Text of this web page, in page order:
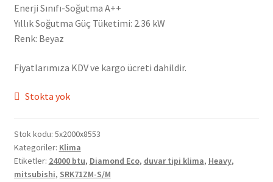
Enerji Sınıfı-Soğutma A++
Yıllık Soğutma Güç Tüketimi: 2.36 kW
Renk: Beyaz
Fiyatlarımıza KDV ve kargo ücreti dahildir.
Stokta yok
Stok kodu: 5x2000x8553
Kategoriler: Klima
Etiketler: 24000 btu, Diamond Eco, duvar tipi klima, Heavy,
mitsubishi, SRK71ZM-S/M